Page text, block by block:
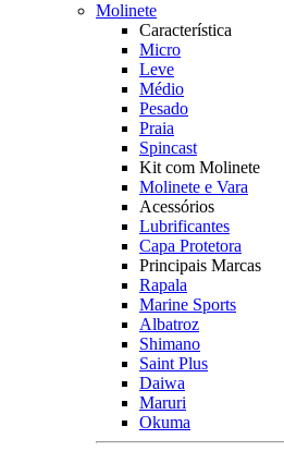
Molinete
Característica
Micro
Leve
Médio
Pesado
Praia
Spincast
Kit com Molinete
Molinete e Vara
Acessórios
Lubrificantes
Capa Protetora
Principais Marcas
Rapala
Marine Sports
Albatroz
Shimano
Saint Plus
Daiwa
Maruri
Okuma